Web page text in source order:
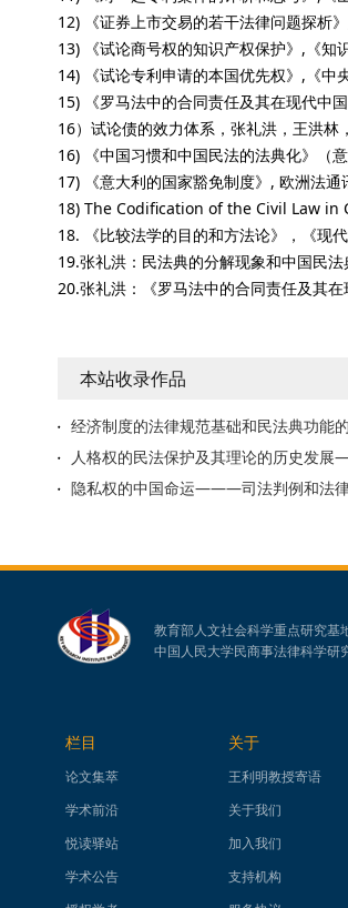
12) 《证券上市交易的若干法律问题探析
13) 《试论商号权的知识产权保护》,《知
14) 《试论专利申请的本国优先权》,《中
15) 《罗马法中的合同责任及其在现代中
16）试论债的效力体系，张礼洪，王洪林
16) 《中国习惯和中国民法的法典化》
17) 《意大利的国家豁免制度》, 欧洲法
18) The Codification of the Civil Law
18. 《比较法学的目的和方法论》，《现
19.张礼洪：民法典的分解现象和中国民法
20.张礼洪：《罗马法中的合同责任及其
本站收录作品
经济制度的法律规范基础和民法典功
人格权的民法保护及其理论的历史发
隐私权的中国命运———司法判例和法
教育部人文社会科学重点研究基
中国人民大学民商事法律科学研
栏目
论文集萃
学术前沿
悦读驿站
学术公告
关于
王利明教授寄语
关于我们
加入我们
支持机构